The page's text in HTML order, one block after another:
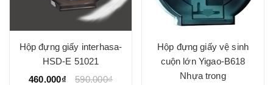
Hộp đựng giấy interhasa-
HSD-E 51021
460.000₫
590.000₫
Hộp đựng giấy vệ sinh
cuộn lớn Yigao-B618
Nhựa trong